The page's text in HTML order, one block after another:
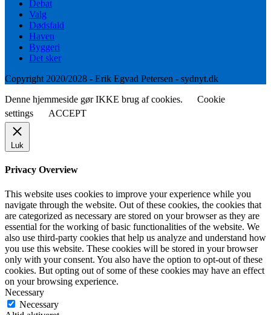
Debat
Valg
Dødsfald
Haven
Byggeri
Det sker
Copyright 2020/2028 - Erik Egvad Petersen - sydnyt.dk
Denne hjemmeside gør IKKE brug af cookies.
Cookie
settings
ACCEPT
Luk
Privacy Overview
This website uses cookies to improve your experience while you
navigate through the website. Out of these cookies, the cookies that
are categorized as necessary are stored on your browser as they are
essential for the working of basic functionalities of the website. We
also use third-party cookies that help us analyze and understand how
you use this website. These cookies will be stored in your browser
only with your consent. You also have the option to opt-out of these
cookies. But opting out of some of these cookies may have an effect
on your browsing experience.
Necessary
Necessary